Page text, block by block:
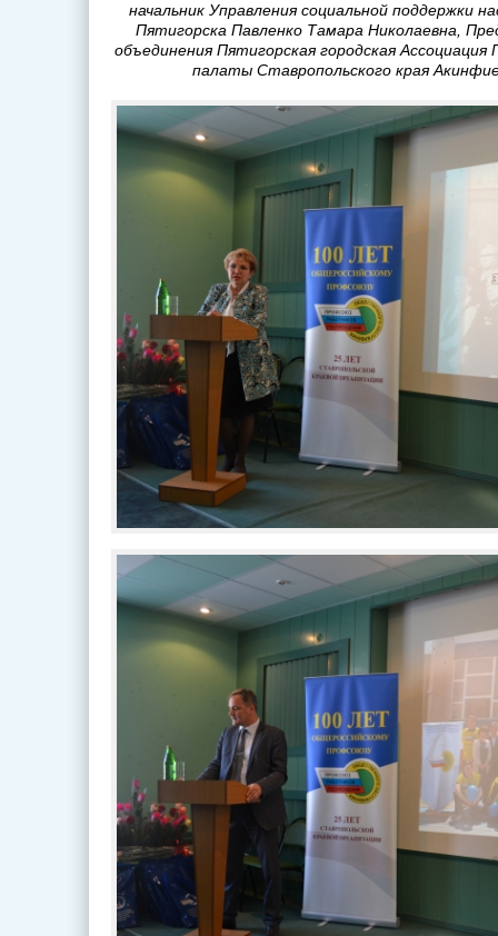
начальник Управления социальной поддержки
Пятигорска Павленко Тамара Николаевна,
объединения Пятигорская городская
палаты Ставропольского края